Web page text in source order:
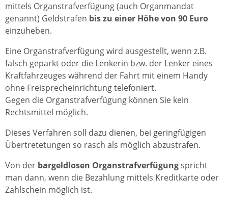
mittels Organstrafverfügung (auch Organmandat
genannt) Geldstrafen bis zu einer Höhe von 90 Euro
einzuheben.
Eine Organstrafverfügung wird ausgestellt, wenn z.B.
falsch geparkt oder die Lenkerin bzw. der Lenker eines
Kraftfahrzeuges während der Fahrt mit einem Handy
ohne Freisprecheinrichtung telefoniert.
Gegen die Organstrafverfügung können Sie kein
Rechtsmittel möglich.
Dieses Verfahren soll dazu dienen, bei geringfügigen
Übertretetungen so rasch als möglich abzustrafen.
Von der bargeldlosen Organstrafverfügungspricht
man dann, wenn die Bezahlung mittels Kreditkarte oder
Zahlschein möglich ist.